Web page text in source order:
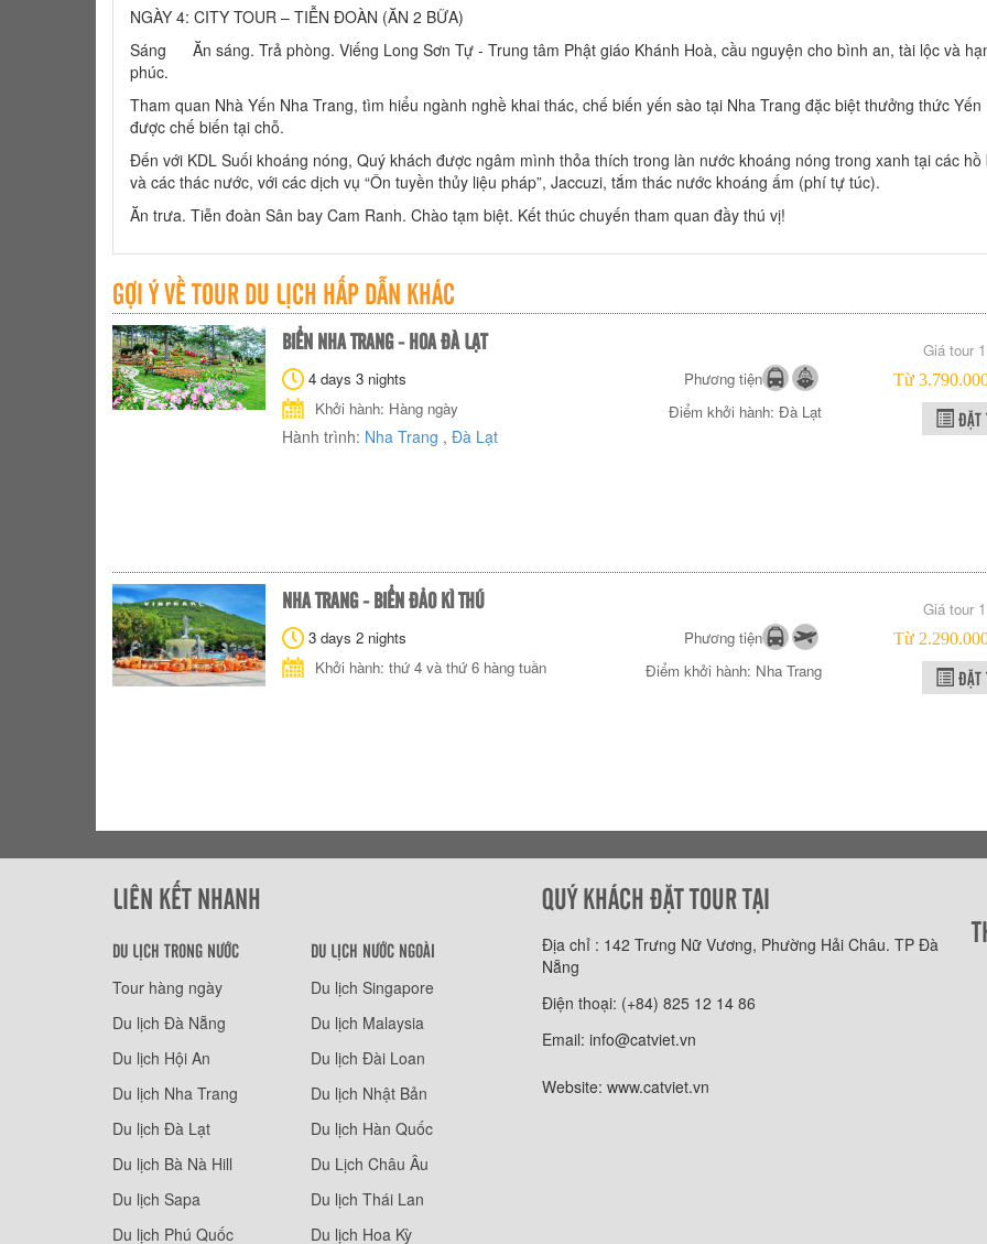
NGÀY 4: CITY TOUR – TIỄN ĐOÀN (ĂN 2 BỮA)
Sáng Ăn sáng. Trả phòng. Viếng Long Sơn Tự - Trung tâm Phật giáo Khánh Hoà, cầu nguyện cho bình an, tài lộc và
phúc.
Tham quan Nhà Yến Nha Trang, tìm hiểu ngành nghề khai thác, chế biến yến sào tại Nha Trang đặc biệt thưởng thức Yến
được chế biến tại chỗ.
Đến với KDL Suối khoáng nóng, Quý khách được ngâm mình thỏa thích trong làn nước khoáng nóng trong xanh tại các hồ
và các thác nước, với các dịch vụ “Ôn tuyền thủy liệu pháp”, Jaccuzi, tắm thác nước khoáng ấm (phí tự túc).
Ăn trưa. Tiễn đoàn Sân bay Cam Ranh. Chào tạm biệt. Kết thúc chuyến tham quan đầy thú vị!
GỢI Ý VỀ TOUR DU LỊCH HẤP DẪN KHÁC
BIỂN NHA TRANG - HOA ĐÀ LẠT
4 days 3 nights
Phương tiện
Khởi hành: Hàng ngày
Điểm khởi hành: Đà Lạt
Hành trình: Nha Trang , Đà Lạt
Giá tour
Từ
ĐẶT
NHA TRANG - BIỂN ĐẢO KÌ THÚ
3 days 2 nights
Phương tiện
Khởi hành: thứ 4 và thứ 6 hàng tuần
Điểm khởi hành: Nha Trang
Giá tour
Từ
ĐẶT
LIÊN KẾT NHANH
DU LỊCH TRONG NƯỚC
Tour hàng ngày
Du lịch Đà Nẵng
Du lịch Hội An
Du lịch Nha Trang
Du lịch Đà Lạt
Du lịch Bà Nà Hill
Du lịch Sapa
Du lịch Phú Quốc
DU LỊCH NƯỚC NGOÀI
Du lịch Singapore
Du lịch Malaysia
Du lịch Đài Loan
Du lịch Nhật Bản
Du lịch Hàn Quốc
Du Lịch Châu Âu
Du lịch Thái Lan
Du lịch Hoa Kỳ
QUÝ KHÁCH ĐẶT TOUR TẠI
Địa chỉ : 142 Trưng Nữ Vương, Phường Hải Châu. TP Đà
Nẵng
Điện thoại: (+84) 825 12 14 86
Email: info@catviet.vn
Website: www.catviet.vn